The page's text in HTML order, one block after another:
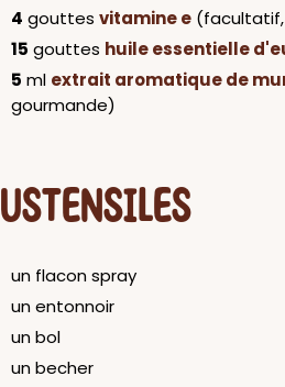
4 gouttes vitamine e (facultatif,
15 gouttes huile essentielle
5 ml extrait aromatique de
gourmande)
USTENSILES
un flacon spray
un entonnoir
un bol
un becher